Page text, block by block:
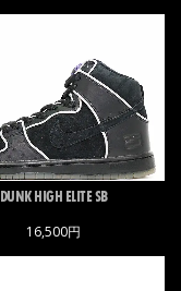
DUNK HIGH ELITE SB
16,500円